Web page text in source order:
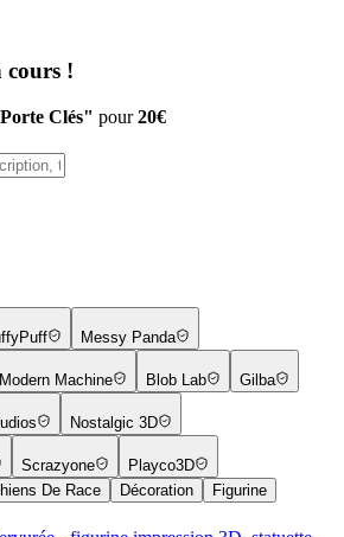
cours !
Porte Clés" pour20€
Messy Panda
Modern Machine Blob Lab Gilba
Nostalgic 3D
Scrazyone
Playco3D
De Race Décoration
Figurine